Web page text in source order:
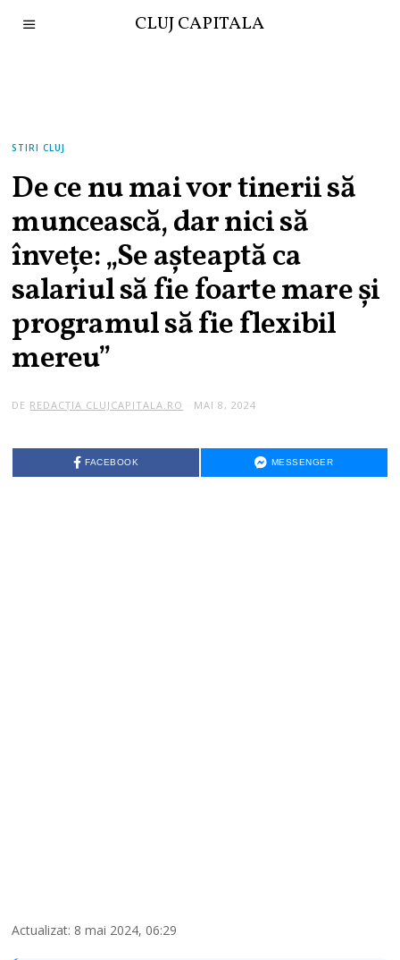
CLUJ CAPITALA
STIRI CLUJ
De ce nu mai vor tinerii să
muncească, dar nici să
învețe: „Se așteaptă ca
salariul să fie foarte mare și
programul să fie flexibil
mereu”
DE REDACȚIA CLUJCAPITALA.RO MAI 8, 2024
FACEBOOK MESSENGER
Actualizat: 8 mai 2024, 06:29